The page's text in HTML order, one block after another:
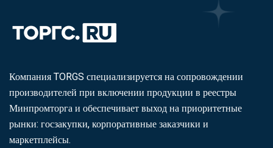
Компания TORGS специализируется на сопровождении
производителей при включении продукции в реестры
Минпромторга и обеспечивает выход на приоритетные
рынки: госзакупки, корпоративные заказчики и
маркетплейсы.